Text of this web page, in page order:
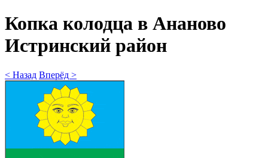
Копка колодца в Ананово
Истринский район
< Назад Вперёд >